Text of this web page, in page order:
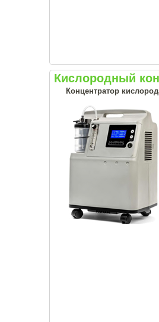
Кислородный
Концентратор